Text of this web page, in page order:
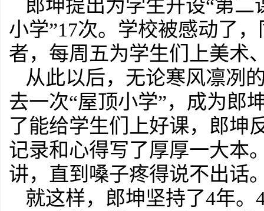
郎坤提出为学生开设“第
小学”17次。学校被感动了
者，每周五为学生们上美术
从此以后，无论寒风凛冽
去一次“屋顶小学”，成为郎
了能给学生们上好课，郎坤
记录和心得写了厚厚一大本
讲，直到嗓子疼得说不出话
就这样，郎坤坚持了4年